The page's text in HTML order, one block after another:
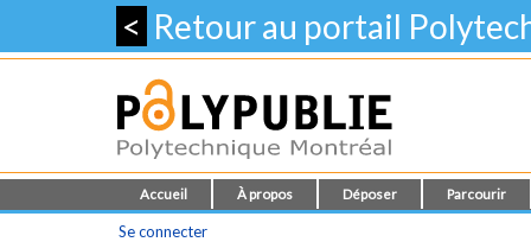
< Retour au portail
Accueil À propos Déposer Parcourir
Se connecter